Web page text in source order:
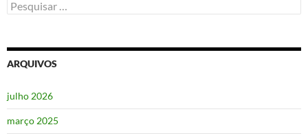
Pesquisar
por:
ARQUIVOS
julho 2026
março 2025